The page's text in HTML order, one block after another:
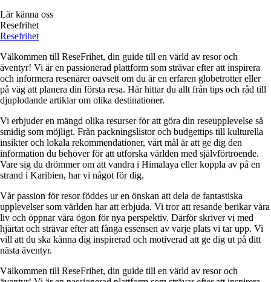
Lär känna oss
Resefrihet
Resefrihet
Välkommen till ReseFrihet, din guide till en värld av resor och
äventyr! Vi är en passionerad plattform som strävar efter att inspirera
och informera resenärer oavsett om du är en erfaren globetrotter eller
på väg att planera din första resa. Här hittar du allt från tips och råd till
djuplodande artiklar om olika destinationer.
Vi erbjuder en mängd olika resurser för att göra din reseupplevelse så
smidig som möjligt. Från packningslistor och budgettips till kulturella
insikter och lokala rekommendationer, vårt mål är att ge dig den
information du behöver för att utforska världen med självförtroende.
Vare sig du drömmer om att vandra i Himalaya eller koppla av på en
strand i Karibien, har vi något för dig.
Vår passion för resor föddes ur en önskan att dela de fantastiska
upplevelser som världen har att erbjuda. Vi tror att resande berikar våra
liv och öppnar våra ögon för nya perspektiv. Därför skriver vi med
hjärtat och strävar efter att fånga essensen av varje plats vi tar upp. Vi
vill att du ska känna dig inspirerad och motiverad att ge dig ut på ditt
nästa äventyr.
Välkommen till ReseFrihet, din guide till en värld av resor och